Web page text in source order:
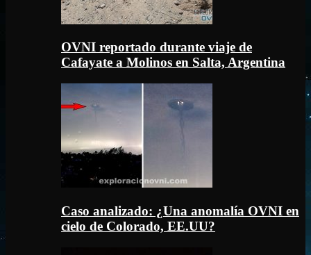
OVNI reportado durante viaje de
Cafayate a Molinos en Salta, Argentina
Caso analizado: ¿Una anomalía OVNI en
cielo de Colorado, EE.UU?